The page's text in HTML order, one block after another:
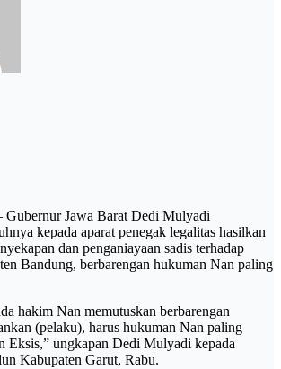
Jawa Barat Dedi Mulyadi
kepada aparat penegak legalitas hasilkan
dan penganiayaan sadis terhadap
Bandung, berbarengan hukuman Nan paling
hakim Nan memutuskan berbarengan
(pelaku), harus hukuman Nan paling
Eksis,” ungkapan Dedi Mulyadi kepada
Kabupaten Garut, Rabu.